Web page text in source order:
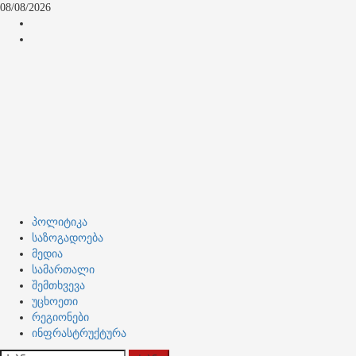
Skip
content
08/08/2026
Primary
Menu
პოლიტიკა
საზოგადოება
მედია
სამართალი
შემთხვევა
უცხოეთი
რეგიონები
ინფრასტრუქტურა